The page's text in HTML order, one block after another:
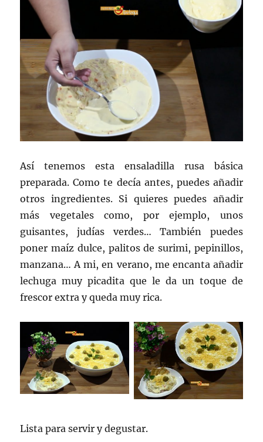
Así tenemos esta ensaladilla rusa básica
preparada. Como te decía antes, puedes añadir
otros ingredientes. Si quieres puedes añadir
más vegetales como, por ejemplo, unos
guisantes, judías verdes… También puedes
poner maíz dulce, palitos de surimi, pepinillos,
manzana… A mi, en verano, me encanta añadir
lechuga muy picadita que le da un toque de
frescor extra y queda muy rica.
Lista para servir y degustar.